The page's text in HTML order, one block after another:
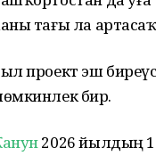
тағы ла
проект эш
бирә.
2026 йылдың 1